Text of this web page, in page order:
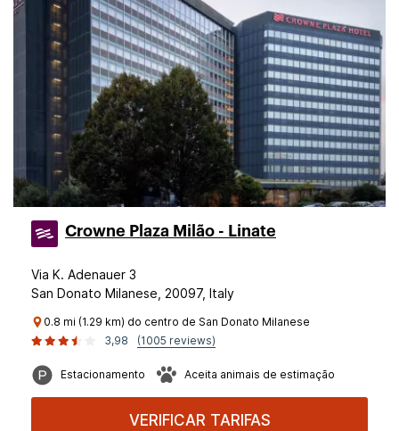
Crowne Plaza Milão - Linate
Via K. Adenauer 3
San Donato Milanese, 20097, Italy
0.8 mi (1.29 km) do centro de San Donato Milanese
3,98
(1005 reviews)
Estacionamento Aceita animais de estimação
VERIFICAR TARIFAS